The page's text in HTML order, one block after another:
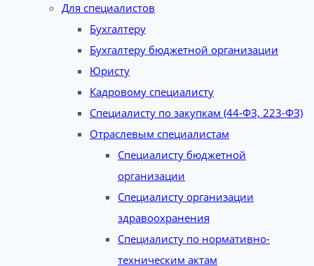
Для специалистов
Бухгалтеру
Бухгалтеру бюджетной организации
Юристу
Кадровому специалисту
Специалисту по закупкам (44-ФЗ, 223-ФЗ)
Отраслевым специалистам
Специалисту бюджетной
организации
Специалисту организации
здравоохранения
Специалисту по нормативно-
техническим актам